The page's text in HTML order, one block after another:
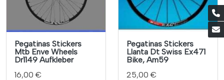
Pegatinas Stickers
Mtb Enve Wheels
Dr1149 Aufkleber
16,00 €
Pegatinas Stickers
Llanta Dt Swiss Ex471
Bike, Am59
25,00 €